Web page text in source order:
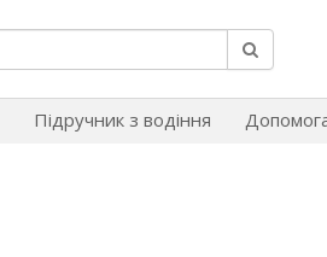
Підручник з водіння